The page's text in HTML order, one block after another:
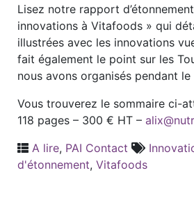
Lisez notre rapport
innovations à Vitafoods » qui
illustrées avec les innovations
fait également le point sur les
nous avons organisés pendant le
Vous trouverez le sommaire ci-
118 pages – 300 € HT –
A lire, PAI Contact
d'étonnement, Vitafoods